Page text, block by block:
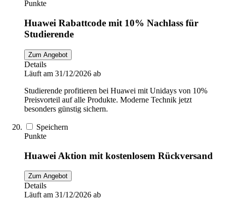
Punkte
Huawei Rabattcode mit 10% Nachlass für
Studierende
Zum Angebot
Details
Läuft am 31/12/2026 ab
Studierende profitieren bei Huawei mit Unidays von 10%
Preisvorteil auf alle Produkte. Moderne Technik jetzt
besonders günstig sichern.
Speichern
Punkte
Huawei Aktion mit kostenlosem Rückversand
Zum Angebot
Details
Läuft am 31/12/2026 ab